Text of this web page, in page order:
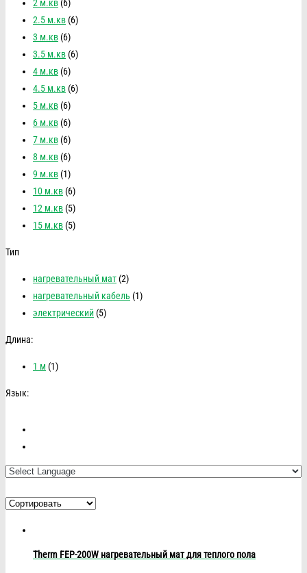
2 м.кв (6)
2.5 м.кв (6)
3 м.кв (6)
3.5 м.кв (6)
4 м.кв (6)
4.5 м.кв (6)
5 м.кв (6)
6 м.кв (6)
7 м.кв (6)
8 м.кв (6)
9 м.кв (1)
10 м.кв (6)
12 м.кв (5)
15 м.кв (5)
Тип
нагревательный мат (2)
нагревательный кабель (1)
электрический (5)
Длина:
1 м (1)
Язык:
Therm FEP-200W нагревательный мат для теплого пола